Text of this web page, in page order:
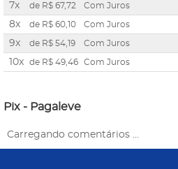
7x de R$ 67,72 Com Juros
8x de R$ 60,10 Com Juros
9x de R$ 54,19 Com Juros
10x de R$ 49,46 Com Juros
Pix - Pagaleve
Carregando comentários ...